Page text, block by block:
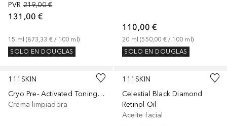
PVR 219,00 €
131,00 €
15 ml (873,33 € / 100 ml )
SOLO EN DOUGLAS
110,00 €
20 ml (550,00 € / 100 ml )
SOLO EN DOUGLAS
111SKIN
Cryo Pre- Activated Toning Cleanser
Crema limpiadora
111SKIN
Celestial Black Diamond
Retinol Oil
Aceite facial